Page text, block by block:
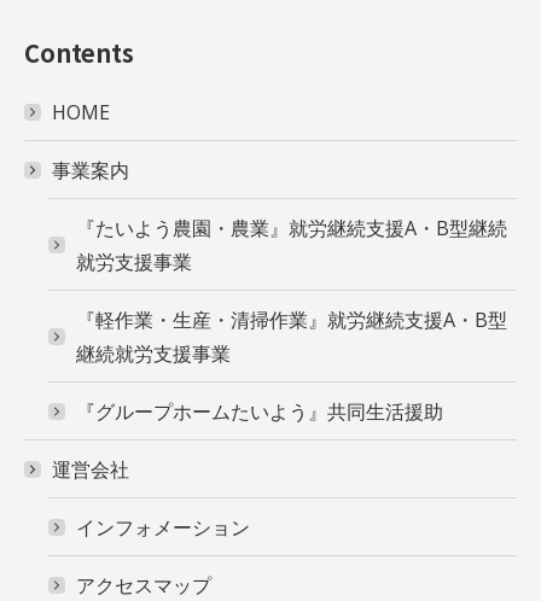
Contents
HOME
事業案内
『たいよう農園・農業』就労継続支援A・B型継続
就労支援事業
『軽作業・生産・清掃作業』就労継続支援A・B型
継続就労支援事業
『グループホームたいよう』共同生活援助
運営会社
インフォメーション
アクセスマップ